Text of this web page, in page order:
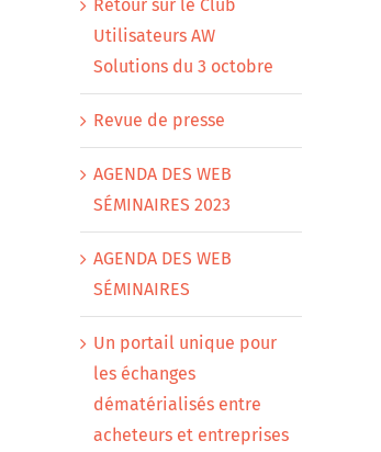
Retour sur le Club
Utilisateurs AW
Solutions du 3 octobre
Revue de presse
AGENDA DES WEB
SÉMINAIRES 2023
AGENDA DES WEB
SÉMINAIRES
Un portail unique pour
les échanges
dématérialisés entre
acheteurs et entreprises